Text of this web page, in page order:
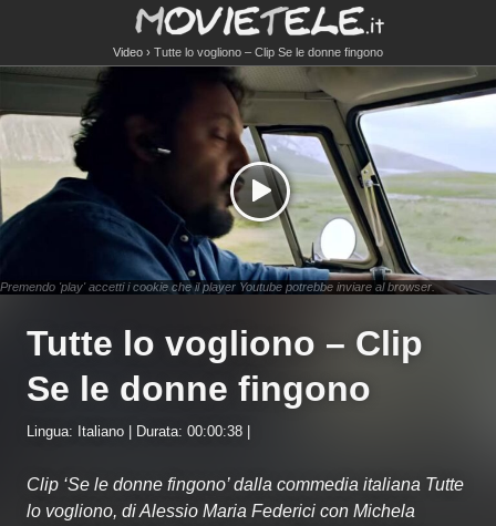
Video Tutte lo vogliono – Clip Se le donne fingono
Premendo 'play' accetti i cookie che il player Youtube potrebbe inviare al browser.
Tutte lo vogliono – Clip
Se le donne fingono
Lingua: Italiano | Durata: 00:00:38 |
Clip ‘Se le donne fingono’ dalla commedia italiana Tutte
lo vogliono, di Alessio Maria Federici con Michela